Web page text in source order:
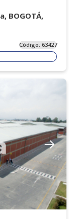
BOGOTÁ,
Código:63427